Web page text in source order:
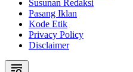
Susunan Redaksi
Pasang Iklan
Kode Etik
Privacy Policy
Disclaimer